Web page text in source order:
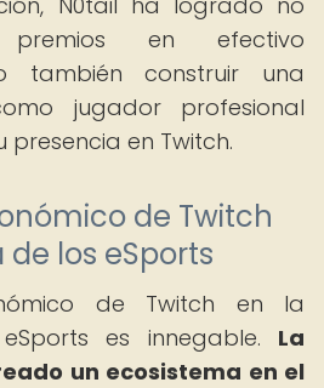
en efectivo
también construir una
jugador profesional
en Twitch.
de Twitch
los eSports
de Twitch en la
es innegable. La
un ecosistema en el